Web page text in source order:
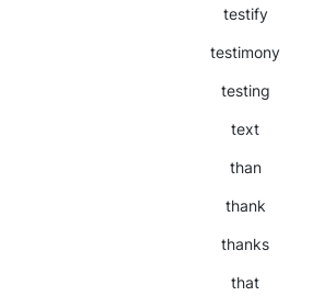
testify
testimony
testing
text
than
thank
thanks
that